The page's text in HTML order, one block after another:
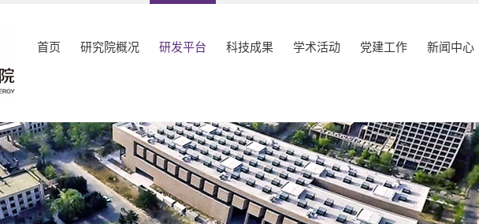
首页 研究院概况 研发平台 科技成果 学术活动 党建工作 新闻中心